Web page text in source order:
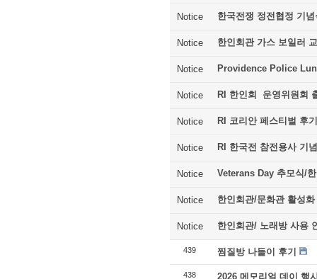
Notice 한국전쟁 정전협정 기념
Notice 한인회관 가스 보일러
Notice Providence Police
Notice RI 한인회 운영위원회
Notice RI 코리안 페스티벌 후기
Notice RI 한국전 참전용사 기
Notice Veterans Day 추모식/
Notice 한인회관/문화관 활성화
Notice 한인회관/ 노래방 사용
439 찜질방 나들이 후기
438 2026 메모리얼 데이 행